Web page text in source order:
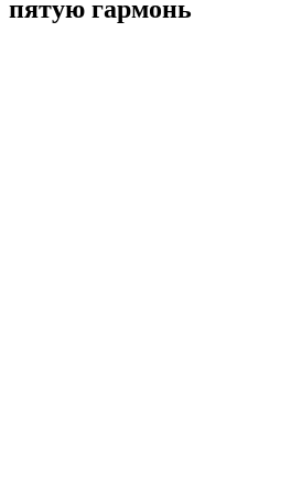
пятую гармонь